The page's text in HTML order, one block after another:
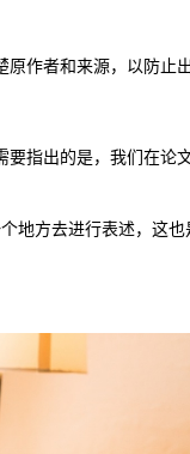
作者和来源，以防止
指出的是，我们在
方去进行表述，这